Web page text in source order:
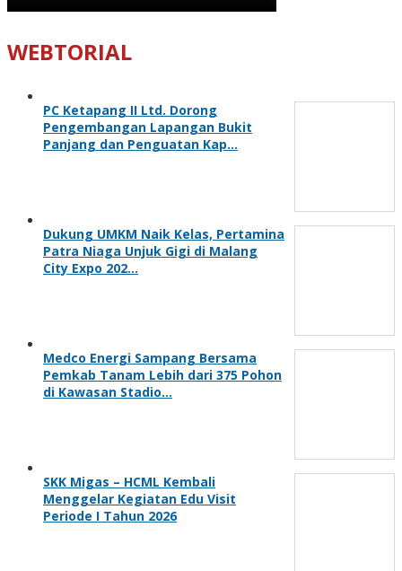
WEBTORIAL
PC Ketapang II Ltd. Dorong
Pengembangan Lapangan Bukit
Panjang dan Penguatan Kap…
Dukung UMKM Naik Kelas, Pertamina
Patra Niaga Unjuk Gigi di Malang
City Expo 202…
Medco Energi Sampang Bersama
Pemkab Tanam Lebih dari 375 Pohon
di Kawasan Stadio…
SKK Migas – HCML Kembali
Menggelar Kegiatan Edu Visit
Periode I Tahun 2026